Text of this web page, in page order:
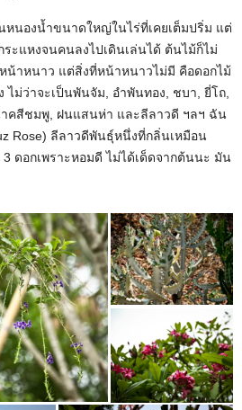
หนองน้ำขนาดใหญ่ในไร่ที่เคยเต็มปริ่ม แต่
ะแหงจนคนลงไปเดินเล่นได้ ต้นไม้ก็ไม่
น้าหนาว แต่สิ่งที่หน้าหนาวไม่มี คือดอกไม้
ม่ว่าจะเป็นพันจัม, อำพันทอง, ชบา, ยี่โถ,
าคสีชมพู, ฝนแสนห่า และลีลาวดี ฯลฯ ฉัน
Rose) ลีลาวดีพันธุ์หนึ่งที่กลิ่นเหมือน
3 ดอกเพราะหอมดี ไม่ได้เด็ดจากต้นนะ มัน